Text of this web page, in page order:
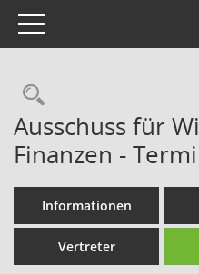
Toggle navigation
Ausschuss für
Finanzen -
Informationen
Vertreter